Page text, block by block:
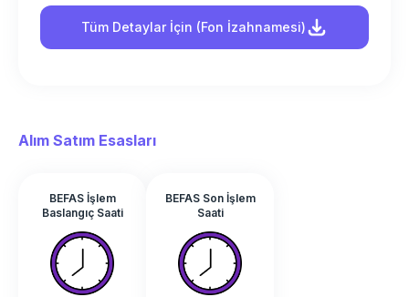
Tüm Detaylar İçin (Fon İzahnamesi)
Alım Satım Esasları
BEFAS İşlem
Baslangıç Saati
BEFAS Son İşlem
Saati